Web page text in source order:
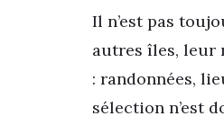
Il n’est pas
autres îles, leur
: randonnées,
sélection n’est